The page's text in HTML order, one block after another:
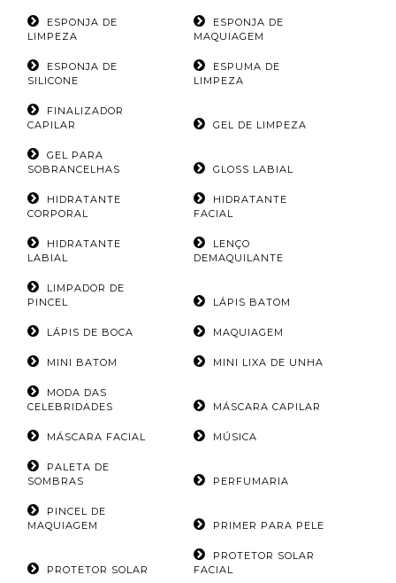
ESPONJA DE
LIMPEZA
ESPONJA DE
MAQUIAGEM
ESPONJA DE
SILICONE
ESPUMA DE
LIMPEZA
FINALIZADOR
CAPILAR
GEL DE LIMPEZA
GEL PARA
SOBRANCELHAS
GLOSS LABIAL
HIDRATANTE
CORPORAL
HIDRATANTE
FACIAL
HIDRATANTE
LABIAL
LENÇO
DEMAQUILANTE
LIMPADOR DE
PINCEL
LÁPIS BATOM
LÁPIS DE BOCA MAQUIAGEM
MINI BATOM MINI LIXA DE UNHA
MODA DAS
CELEBRIDADES
MÁSCARA CAPILAR
MÁSCARA FACIAL MÚSICA
PALETA DE
SOMBRAS
PERFUMARIA
PINCEL DE
MAQUIAGEM
PRIMER PARA PELE
PROTETOR SOLAR
PROTETOR SOLAR
FACIAL